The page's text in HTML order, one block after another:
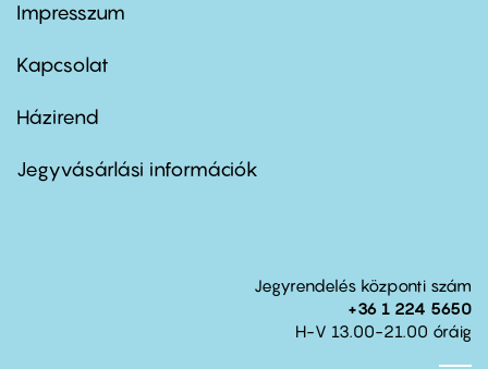
Footer
first
Impresszum
Kapcsolat
Footer
second
Házirend
Jegyvásárlási információk
Jegyrendelés központi szám
+36 1 224 5650
H-V 13.00-21.00 óráig